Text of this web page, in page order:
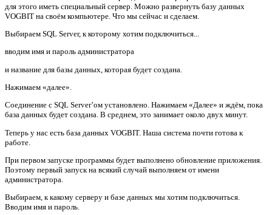
для этого иметь специальный сервер. Можно развернуть базу данных
VOGBIT на своём компьютере. Что мы сейчас и сделаем.
Выбираем SQL Server, к которому хотим подключиться...
вводим имя и пароль администратора
и название для базы данных, которая будет создана.
Нажимаем «далее».
Соединение с SQL Server’ом установлено. Нажимаем «Далее» и ждём, пока
база данных будет создана. В среднем, это занимает около двух минут.
Теперь у нас есть база данных VOGBIT. Наша система почти готова к
работе.
При первом запуске программы будет выполнено обновление приложения.
Поэтому первый запуск на всякий случай выполняем от имени
администратора.
Выбираем, к какому серверу и базе данных мы хотим подключиться.
Вводим имя и пароль.